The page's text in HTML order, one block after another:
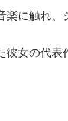
楽に触れ、
女の代表